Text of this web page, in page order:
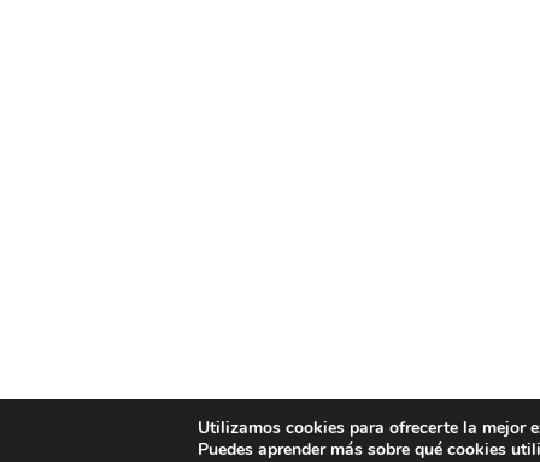
Utilizamos cookies para ofrecerte la mejor
Puedes aprender más sobre qué cookies